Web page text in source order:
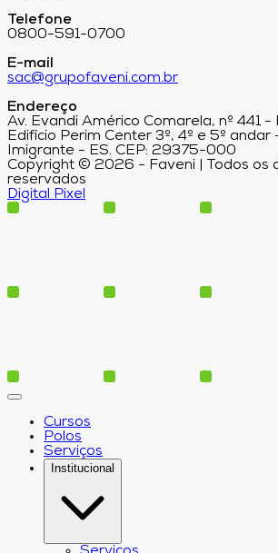
Telefone
0800-591-0700
E-mail
sac@grupofaveni.com.br
Endereço
Av. Evandi Américo Comarela, nº 441
Edifício Perim Center 3º, 4º e 5º
Imigrante - ES. CEP: 29375-000
Copyright © 2026 - Faveni | Todos os
reservados
Digital Pixel
Cursos
Polos
Serviços
Institucional